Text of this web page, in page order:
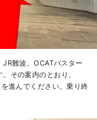
難波、OCATバスター
その案内のとおり、
進んでください。乗り終